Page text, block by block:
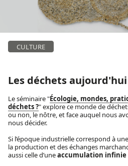
CULTURE
Les déchets aujourd'hui
Le séminaire "Écologie, mondes,
déchets ?" explore ce monde de
ou non, le nôtre, et face auquel nous
nous décider.
Si l’époque industrielle correspond à
la production et des échanges
aussi celle d’uneaccumulation infinie